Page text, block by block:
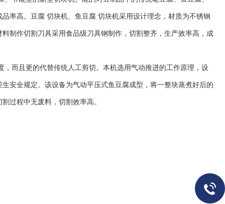
率高。豆腐 切块机、鱼豆腐 切块机采用设计理念，材质为不锈钢
制作切割刀具采用食品级刀具钢制作，切割整齐，生产效率高，成
而且更的代替传统人工剪切。本机选用气动推进的工作原理，设
安全规定。该设备为气动平压式鱼豆腐成型，将一整块蒸煮好后的
过程中无废料，切割效率高。